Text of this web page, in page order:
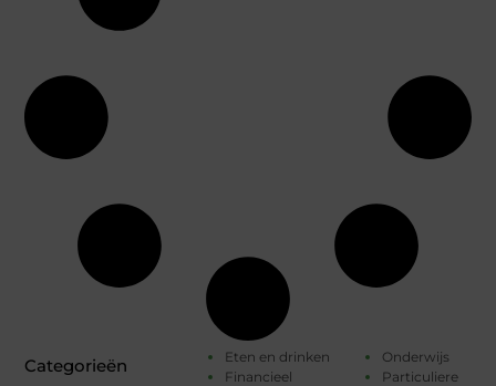
Categorieën
Eten en drinken
Financieel
Onderwijs
Particuliere